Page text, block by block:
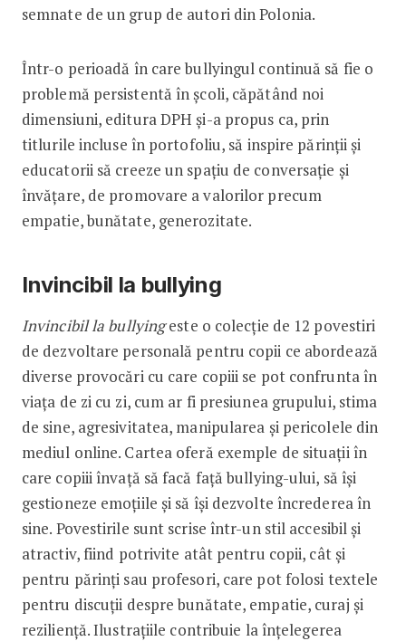
semnate de un grup de autori din Polonia.
Într-o perioadă în care bullyingul continuă să fie o
problemă persistentă în școli, căpătând noi
dimensiuni, editura DPH și-a propus ca, prin
titlurile incluse în portofoliu, să inspire părinții și
educatorii să creeze un spațiu de conversație și
învățare, de promovare a valorilor precum
empatie, bunătate, generozitate.
Invincibil la bullying
Invincibil la bullyingeste o colecție de 12 povestiri
de dezvoltare personală pentru copii ce abordează
diverse provocări cu care copiii se pot confrunta în
viața de zi cu zi, cum ar fi presiunea grupului, stima
de sine, agresivitatea, manipularea și pericolele din
mediul online. Cartea oferă exemple de situații în
care copiii învață să facă față bullying-ului, să își
gestioneze emoțiile și să își dezvolte încrederea în
sine. Povestirile sunt scrise într-un stil accesibil și
atractiv, fiind potrivite atât pentru copii, cât și
pentru părinți sau profesori, care pot folosi textele
pentru discuții despre bunătate, empatie, curaj și
reziliență. Ilustrațiile contribuie la înțelegerea